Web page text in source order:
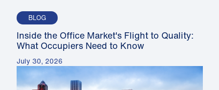
BLOG
Inside the Office Market's Flight to Quality:
What Occupiers Need to Know
July 30, 2026